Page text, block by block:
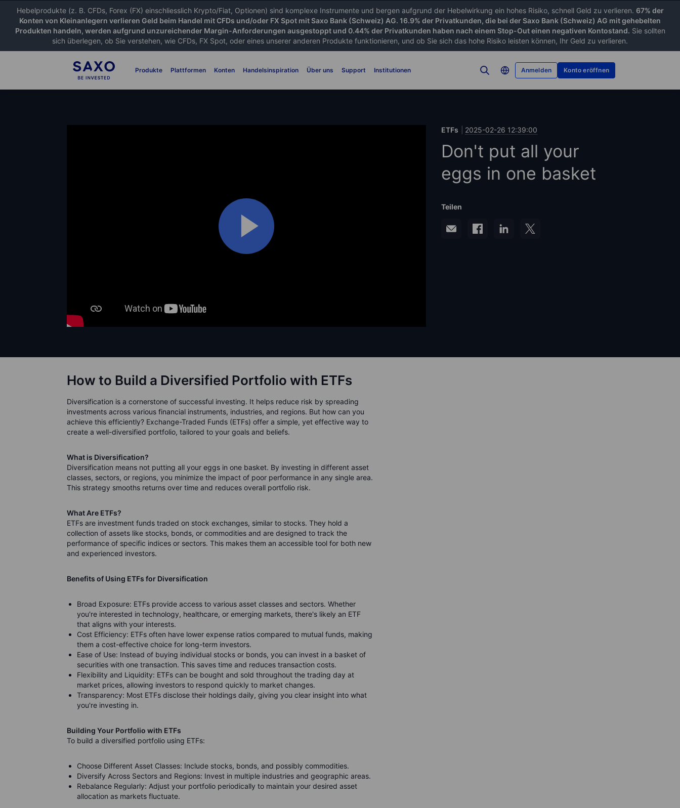
Hebelprodukte (z. B. CFDs, Forex (FX) einschliesslich Krypto/Fiat, Optionen) sind komplexe Instrumente und bergen aufgrund der Hebelwirkung ein hohes Risiko, schnell Geld zu verlieren. 67% der
Konten von Kleinanlegern verlieren Geld beim Handel mit CFDs und/oder FX Spot mit Saxo Bank (Schweiz) AG. 16.9% der Privatkunden, die bei der Saxo Bank (Schweiz) AG mit gehebelten
Produkten handeln, werden aufgrund unzureichender Margin-Anforderungen ausgestoppt und 0.44% der Privatkunden haben nach einem Stop-Out einen negativen Kontostand. Sie sollten
sich überlegen, ob Sie verstehen, wie CFDs, FX Spot, oder eines unserer anderen Produkte funktionieren, und ob Sie sich das hohe Risiko leisten können, Ihr Geld zu verlieren.
Produkte Plattformen Konten Handelsinspiration Über uns Support Institutionen Anmelden Konto eröffnen
ETFs 2025-02-26 12:39:00
Don't put all your
eggs in one basket
Teilen
How to Build a Diversified Portfolio with ETFs
Diversification is a cornerstone of successful investing. It helps reduce risk by spreading
investments across various financial instruments, industries, and regions. But how can you
achieve this efficiently? Exchange-Traded Funds (ETFs) offer a simple, yet effective way to
create a well-diversified portfolio, tailored to your goals and beliefs.
What is Diversification?
Diversification means not putting all your eggs in one basket. By investing in different asset
classes, sectors, or regions, you minimize the impact of poor performance in any single area.
This strategy smooths returns over time and reduces overall portfolio risk.
What Are ETFs?
ETFs are investment funds traded on stock exchanges, similar to stocks. They hold a
collection of assets like stocks, bonds, or commodities and are designed to track the
performance of specific indices or sectors. This makes them an accessible tool for both new
and experienced investors.
Benefits of Using ETFs for Diversification
Broad Exposure: ETFs provide access to various asset classes and sectors. Whether
you're interested in technology, healthcare, or emerging markets, there's likely an ETF
that aligns with your interests.
Cost Efficiency: ETFs often have lower expense ratios compared to mutual funds, making
them a cost-effective choice for long-term investors.
Ease of Use: Instead of buying individual stocks or bonds, you can invest in a basket of
securities with one transaction. This saves time and reduces transaction costs.
Flexibility and Liquidity: ETFs can be bought and sold throughout the trading day at
market prices, allowing investors to respond quickly to market changes.
Transparency: Most ETFs disclose their holdings daily, giving you clear insight into what
you're investing in.
Building Your Portfolio with ETFs
To build a diversified portfolio using ETFs:
Choose Different Asset Classes: Include stocks, bonds, and possibly commodities.
Diversify Across Sectors and Regions: Invest in multiple industries and geographic areas.
Rebalance Regularly: Adjust your portfolio periodically to maintain your desired asset
allocation as markets fluctuate.